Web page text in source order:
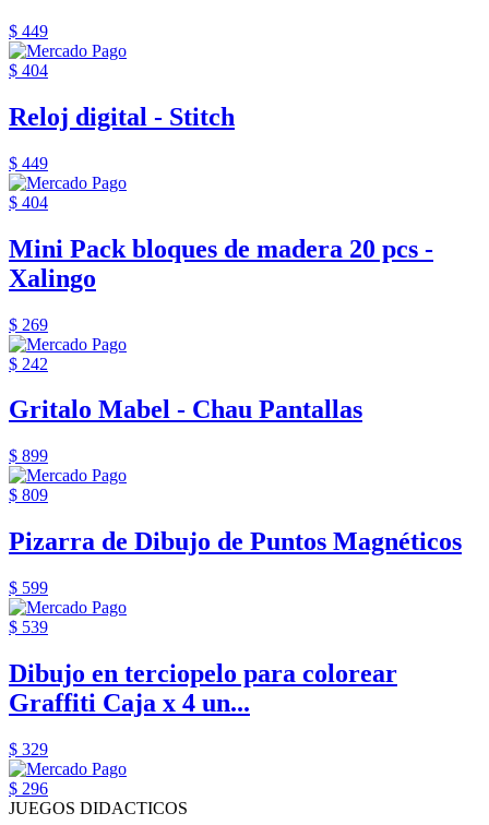
$ 449
$ 404
Reloj digital - Stitch
$ 449
$ 404
Mini Pack bloques de madera 20 pcs -
Xalingo
$ 269
$ 242
Gritalo Mabel - Chau Pantallas
$ 899
$ 809
Pizarra de Dibujo de Puntos Magnéticos
$ 599
$ 539
Dibujo en terciopelo para colorear
Graffiti Caja x 4 un...
$ 329
$ 296
JUEGOS DIDACTICOS